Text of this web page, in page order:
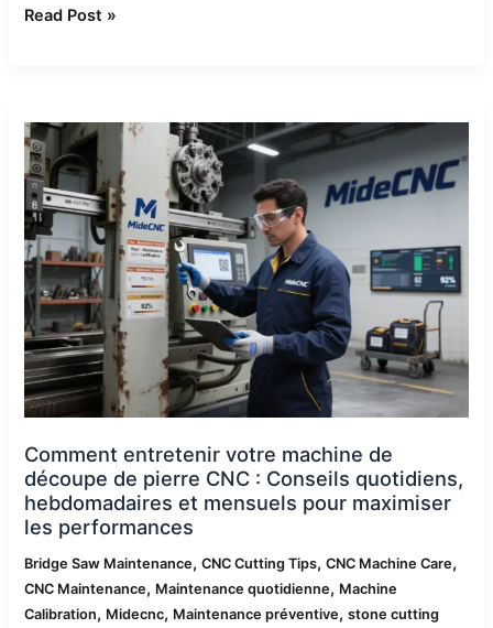
Read Post »
Comment entretenir votre machine de
découpe de pierre CNC : Conseils quotidiens,
hebdomadaires et mensuels pour maximiser
les performances
Bridge Saw Maintenance,CNC Cutting Tips,CNC Machine Care,
CNC Maintenance, Maintenance quotidienne, Machine
Calibration, Midecnc, Maintenance préventive,stone cutting
entretenir
votre
machine
de
découpe
de
pierre
CNC
:
Conseils
quotidiens,
hebdomadaires
mensuels
pour
maximiser
les
performances